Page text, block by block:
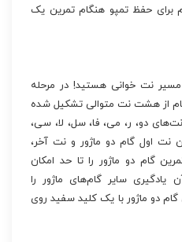
برای حفظ تمپو هنگام تمرین یک
مسیر نت خوانی هستید! در مرحله
گام از هشت نت متوالی تشکیل شده
دو، ر، می، فا، سل، لا، سی،
اول گام دو ماژور و نت آخر،
گام دو ماژور را تا حد امکان
یادگیری سایر گام‌های ماژور را
دو ماژور با یک کلید سفید روی